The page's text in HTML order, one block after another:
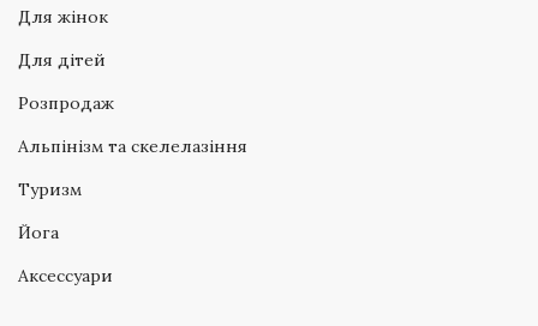
Для жінок
Для дітей
Розпродаж
Альпінізм та скелелазіння
Туризм
Йога
Аксессуари